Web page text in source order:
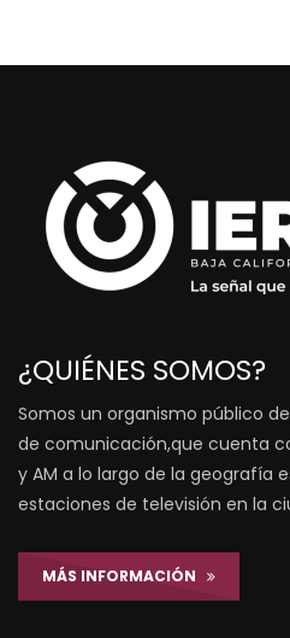
¿QUIÉNES SOMOS?
Somos un organismo público
de comunicación,que cuenta
y AM a lo largo de la geografía
estaciones de televisión en la
MÁS INFORMACIÓN